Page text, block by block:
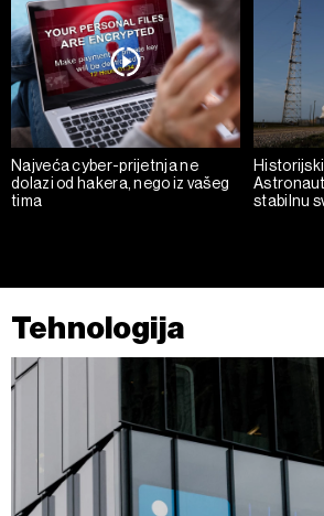
Najveća cyber-prijetnja ne
dolazi od hakera, nego iz vašeg
tima
stabilnu
Tehnologija